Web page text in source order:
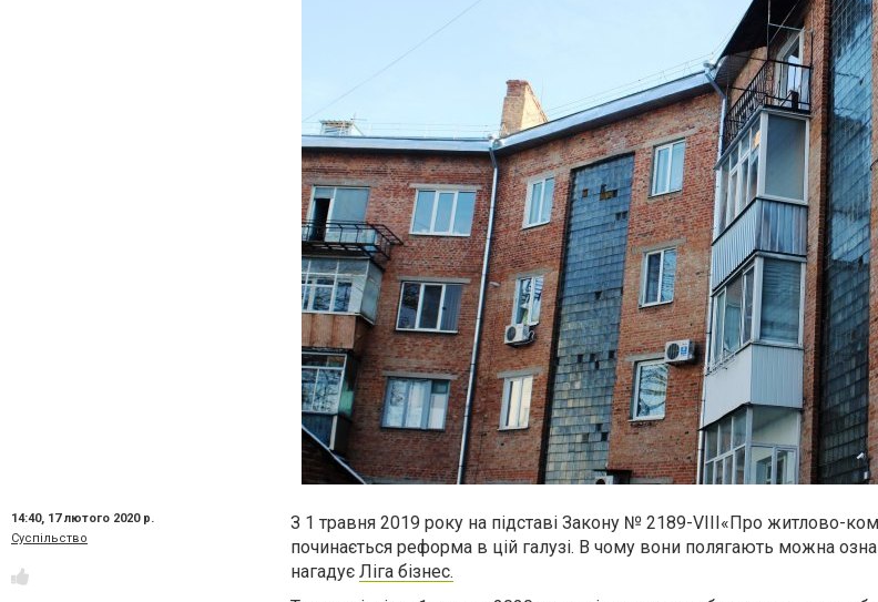
14:40, 17 лютого 2020 р.
Суспільство
З 1 травня 2019 року на підставі Закону № 2189-VIII«Про житлово-
починається реформа в цій галузі. В чому вони полягають можна
нагадує Ліга бізнес.